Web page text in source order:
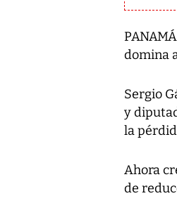
domina
Sergio
y
la
Ahora
de